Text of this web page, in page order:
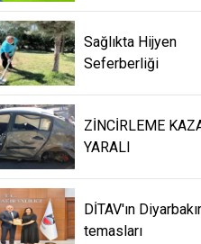
Sağlıkta Hijyen
Seferberliği
ZİNCİRLEME
YARALI
DİTAV'ın Diyarbakır
temasları